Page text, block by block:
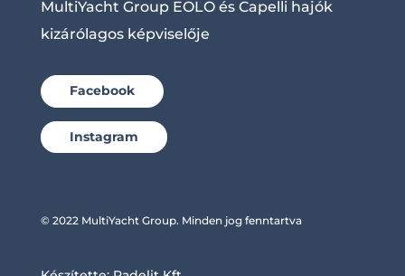
MultiYacht Group EOLO és Capelli hajók
kizárólagos képviselője
Facebook
Instagram
© 2022 MultiYacht Group. Minden jog fenntartva